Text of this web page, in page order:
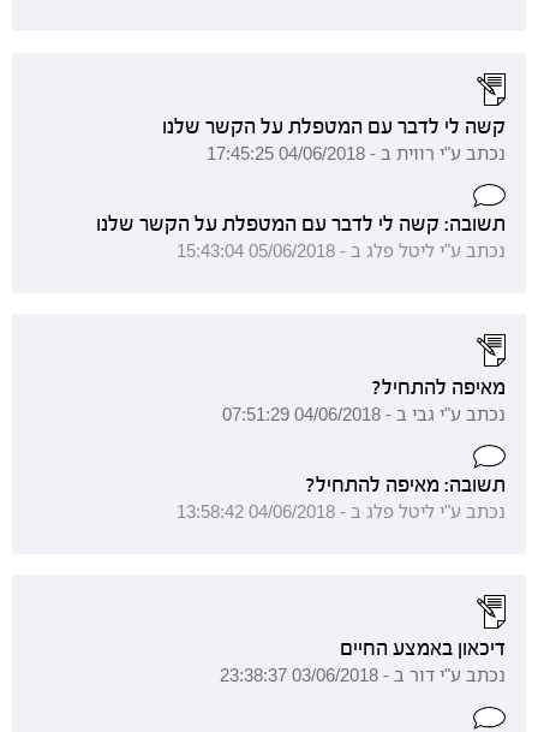
קשה לי לדבר עם המטפלת על הקשר שלנו
נכתב ע"י רווית ב - 04/06/2018 17:45:25
תשובה: קשה לי לדבר עם המטפלת על הקשר שלנו
נכתב ע"י ליטל פלג ב - 05/06/2018 15:43:04
מאיפה להתחיל?
נכתב ע"י גבי ב - 04/06/2018 07:51:29
תשובה: מאיפה להתחיל?
נכתב ע"י ליטל פלג ב - 04/06/2018 13:58:42
דיכאון באמצע החיים
נכתב ע"י דור ב - 03/06/2018 23:38:37